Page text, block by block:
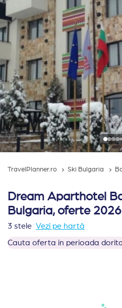
TravelPlanner.ro Ski Bulgaria
Dream Aparthotel
Bulgaria, oferte 2026
3 stele Vezi pe hartă
Cauta oferta in perioada